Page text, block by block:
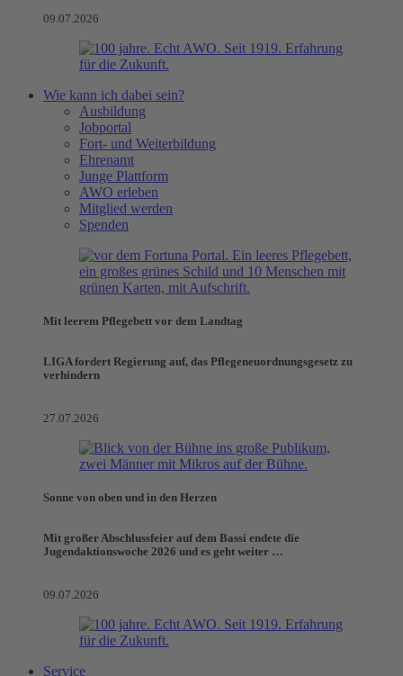
09.07.2026
Wie kann ich dabei sein?
Ausbildung
Jobportal
Fort- und Weiterbildung
Ehrenamt
Junge Plattform
AWO erleben
Mitglied werden
Spenden
Mit leerem Pflegebett vor dem Landtag
LIGA fordert Regierung auf, das Pflegeneuordnungsgesetz zu
verhindern
27.07.2026
Sonne von oben und in den Herzen
Mit großer Abschlussfeier auf dem Bassi endete die
Jugendaktionswoche 2026 und es geht weiter …
09.07.2026
Service